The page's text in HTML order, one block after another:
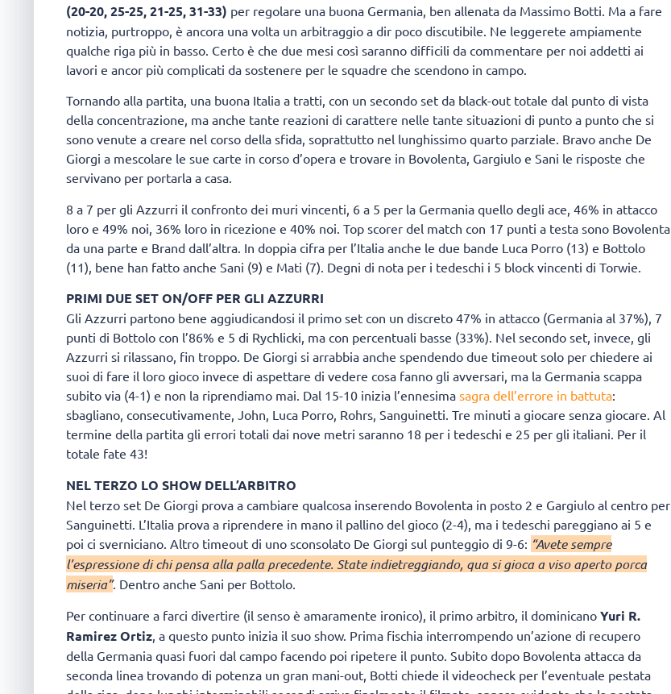
(20-20, 25-25, 21-25, 31-33) per regolare una buona Germania, ben allenata da Massimo Botti. Ma a fare
notizia, purtroppo, è ancora una volta un arbitraggio a dir poco discutibile. Ne leggerete ampiamente
qualche riga più in basso. Certo è che due mesi così saranno difficili da commentare per noi addetti ai
lavori e ancor più complicati da sostenere per le squadre che scendono in campo.
Tornando alla partita, una buona Italia a tratti, con un secondo set da black-out totale dal punto di vista
della concentrazione, ma anche tante reazioni di carattere nelle tante situazioni di punto a punto che si
sono venute a creare nel corso della sfida, soprattutto nel lunghissimo quarto parziale. Bravo anche De
Giorgi a mescolare le sue carte in corso d’opera e trovare in Bovolenta, Gargiulo e Sani le risposte che
servivano per portarla a casa.
8 a 7 per gli Azzurri il confronto dei muri vincenti, 6 a 5 per la Germania quello degli ace, 46% in attacco
loro e 49% noi, 36% loro in ricezione e 40% noi. Top scorer del match con 17 punti a testa sono Bovolenta
da una parte e Brand dall’altra. In doppia cifra per l’Italia anche le due bande Luca Porro (13) e Bottolo
(11), bene han fatto anche Sani (9) e Mati (7). Degni di nota per i tedeschi i 5 block vincenti di Torwie.
PRIMI DUE SET ON/OFF PER GLI AZZURRI
Gli Azzurri partono bene aggiudicandosi il primo set con un discreto 47% in attacco (Germania al 37%), 7
punti di Bottolo con l’86% e 5 di Rychlicki, ma con percentuali basse (33%). Nel secondo set, invece, gli
Azzurri si rilassano, fin troppo. De Giorgi si arrabbia anche spendendo due timeout solo per chiedere ai
suoi di fare il loro gioco invece di aspettare di vedere cosa fanno gli avversari, ma la Germania scappa
subito via (4-1) e non la riprendiamo mai. Dal 15-10 inizia l’ennesima sagra dell’errore in battuta:
sbagliano, consecutivamente, John, Luca Porro, Rohrs, Sanguinetti. Tre minuti a giocare senza giocare. Al
termine della partita gli errori totali dai nove metri saranno 18 per i tedeschi e 25 per gli italiani. Per il
totale fate 43!
NEL TERZO LO SHOW DELL’ARBITRO
Nel terzo set De Giorgi prova a cambiare qualcosa inserendo Bovolenta in posto 2 e Gargiulo al centro per
Sanguinetti. L’Italia prova a riprendere in mano il pallino del gioco (2-4), ma i tedeschi pareggiano ai 5 e
poi ci sverniciano. Altro timeout di uno sconsolato De Giorgi sul punteggio di 9-6: “Avete sempre
l’espressione di chi pensa alla palla precedente. State indietreggiando, qua si gioca a viso aperto porca
miseria”. Dentro anche Sani per Bottolo.
Per continuare a farci divertire (il senso è amaramente ironico), il primo arbitro, il dominicano Yuri R.
Ramirez Ortiz , a questo punto inizia il suo show. Prima fischia interrompendo un’azione di recupero
della Germania quasi fuori dal campo facendo poi ripetere il punto. Subito dopo Bovolenta attacca da
seconda linea trovando di potenza un gran mani-out, Botti chiede il videocheck per l’eventuale pestata